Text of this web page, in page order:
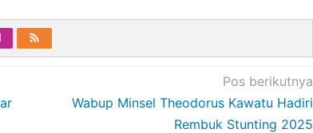
Pos berikutnya
Wabup Minsel Theodorus Kawatu Hadiri
Rembuk Stunting 2025